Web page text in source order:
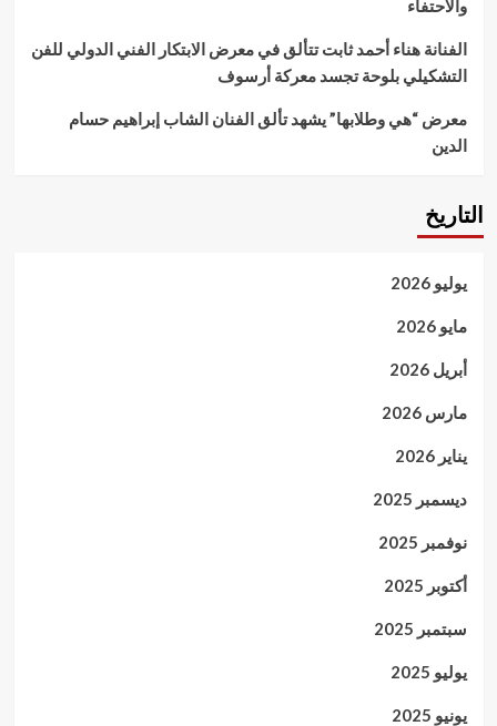
والاحتفاء
الفنانة هناء أحمد ثابت تتألق في معرض الابتكار الفني الدولي للفن
التشكيلي بلوحة تجسد معركة أرسوف
معرض “هي وطلابها” يشهد تألق الفنان الشاب إبراهيم حسام
الدين
التاريخ
يوليو 2026
مايو 2026
أبريل 2026
مارس 2026
يناير 2026
ديسمبر 2025
نوفمبر 2025
أكتوبر 2025
سبتمبر 2025
يوليو 2025
يونيو 2025